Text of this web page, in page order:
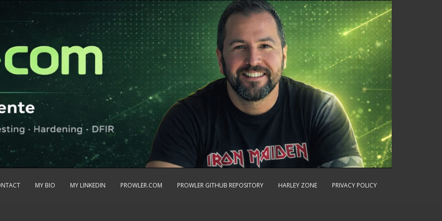
MY BIO MY LINKEDIN PROWLER.COM PROWLER GITHUB REPOSITORY HARLEY ZONE PRIVACY POLICY